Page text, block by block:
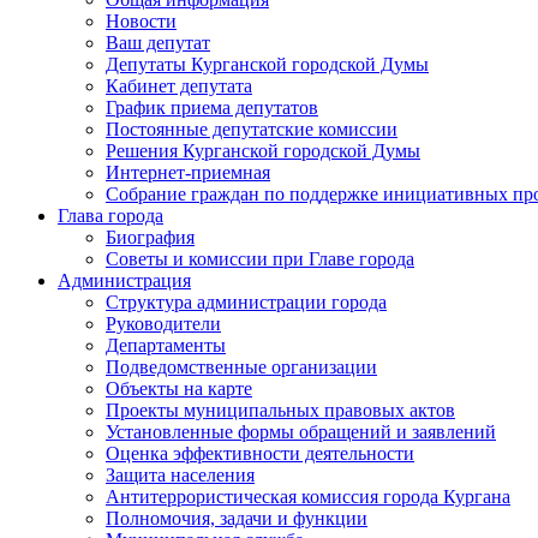
Новости
Ваш депутат
Депутаты Курганской городской Думы
Кабинет депутата
График приема депутатов
Постоянные депутатские комиссии
Решения Курганской городской Думы
Интернет-приемная
Собрание граждан по поддержке инициативных
Глава города
Биография
Советы и комиссии при Главе города
Администрация
Структура администрации города
Руководители
Департаменты
Подведомственные организации
Объекты на карте
Проекты муниципальных правовых актов
Установленные формы обращений и заявлений
Оценка эффективности деятельности
Защита населения
Антитеррористическая комиссия города Кургана
Полномочия, задачи и функции